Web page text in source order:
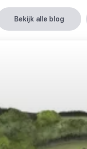
bekijk alle blog